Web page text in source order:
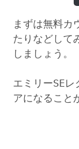
まずは無料カ
たりなどして
しましょう。
エミリーSE
アになること